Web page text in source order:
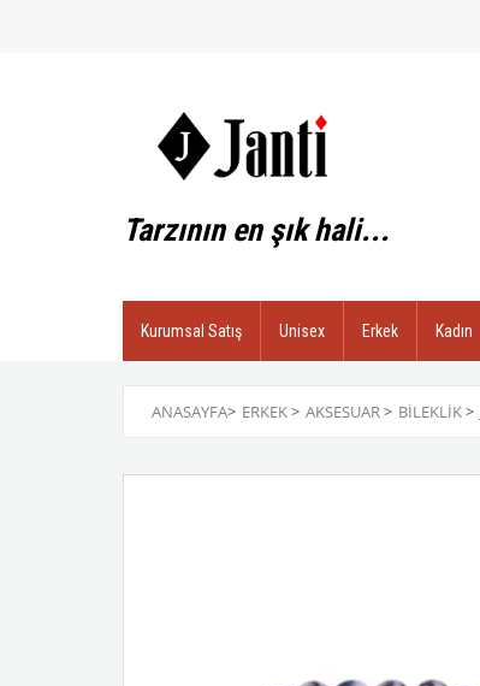
Tarzının en şık hali...
Kurumsal Satış Unisex Erkek Kadın
ANASAYFA> ERKEK> AKSESUAR> BILEKLIK>